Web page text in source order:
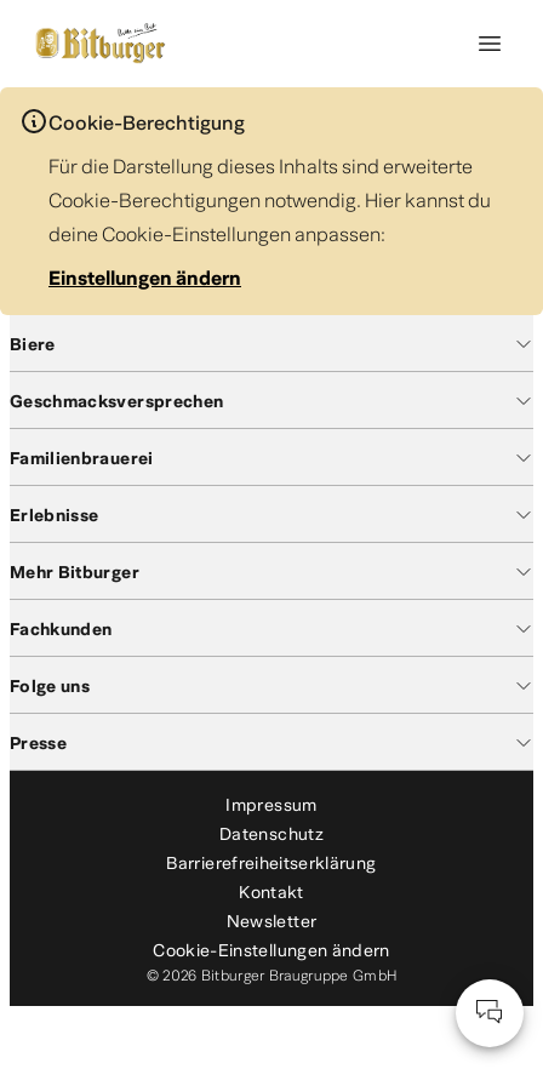
Cookie-Berechtigung
Für die Darstellung dieses Inhalts sind erweiterte
Cookie-Berechtigungen notwendig. Hier kannst du
deine Cookie-Einstellungen anpassen:
Einstellungen ändern
Biere
Geschmacksversprechen
Familienbrauerei
Erlebnisse
Mehr Bitburger
Fachkunden
Folge uns
Presse
Impressum
Datenschutz
Barrierefreiheitserklärung
Kontakt
Newsletter
Cookie-Einstellungen ändern
© 2026 Bitburger Braugruppe GmbH